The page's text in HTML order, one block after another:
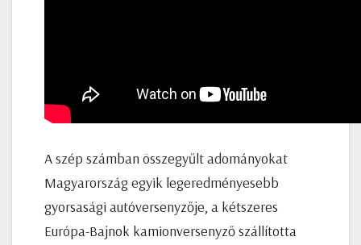
A szép számban összegyűlt adományokat
Magyarország egyik legeredményesebb
gyorsasági autóversenyzője, a kétszeres
Európa-Bajnok kamionversenyző szállította